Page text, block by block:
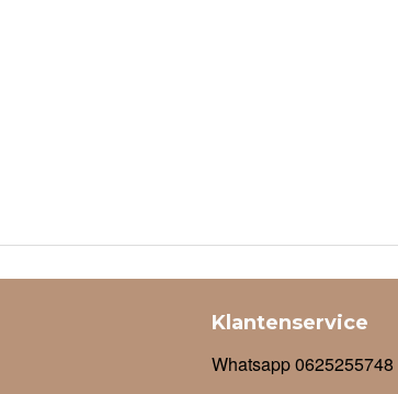
Klantenservice
Whatsapp 0625255748